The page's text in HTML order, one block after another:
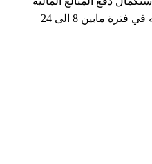
المقررة لاستلام وحداتهم السكنيه في فترة مابين 8 الى 24